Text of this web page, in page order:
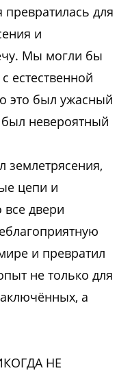
превратилась для
и
Мы могли бы
естественной
это был ужасный
невероятный
землетрясения,
цепи и
двери
и превратил
не только для
а
НЕ